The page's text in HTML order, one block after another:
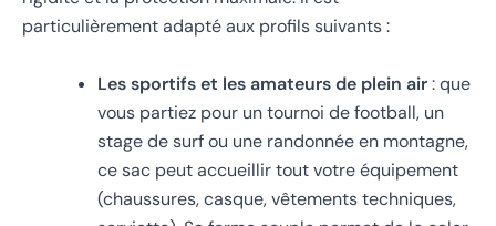
particulièrement adapté aux profils suivants :
Les sportifs et les amateurs de plein air: que
vous partiez pour un tournoi de football, un
stage de surf ou une randonnée en montagne,
ce sac peut accueillir tout votre équipement
(chaussures, casque, vêtements techniques,